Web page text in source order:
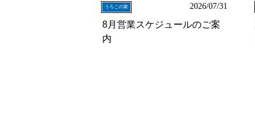
うろこの家 2026/07/31
8月営業スケジュールのご案
内